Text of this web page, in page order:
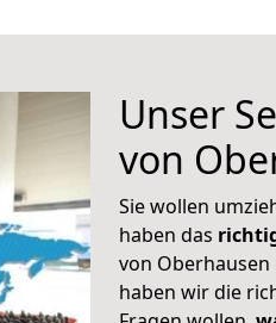
Unser
von
Sie wollen
haben das
von Oberhausen
haben wir die